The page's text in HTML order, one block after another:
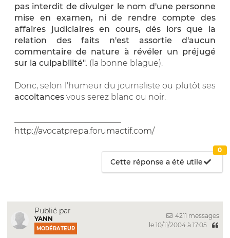
pas interdit de divulger le nom d'une personne
mise en examen, ni de rendre compte des
affaires judiciaires en cours, dés lors que la
relation des faits n'est assortie d'aucun
commentaire de nature à révéler un préjugé
sur la culpabilité". (la bonne blague).
Donc, selon l'humeur du journaliste ou plutôt ses
accoitances vous serez blanc ou noir.
http://avocatprepa.forumactif.com/
Cette réponse a été utile
0
Publié par
YANN
MODÉRATEUR
4211 messages
le 10/11/2004 à 17:05